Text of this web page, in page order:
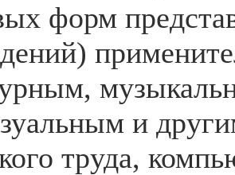
форм
и
труда,